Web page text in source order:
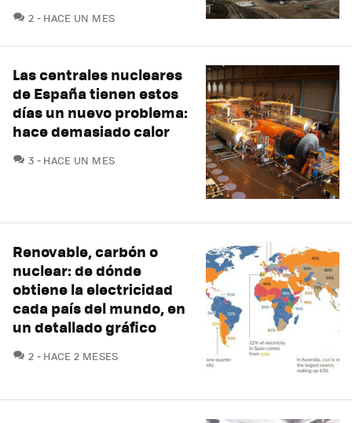
2 COMENTARIOS
HACE UN MES
Las centrales nucleares
de España tienen estos
días un nuevo problema:
hace demasiado calor
3 COMENTARIOS
HACE UN MES
Renovable, carbón o
nuclear: de dónde
obtiene la electricidad
cada país del mundo, en
un detallado gráfico
2 COMENTARIOS
HACE 2 MESES